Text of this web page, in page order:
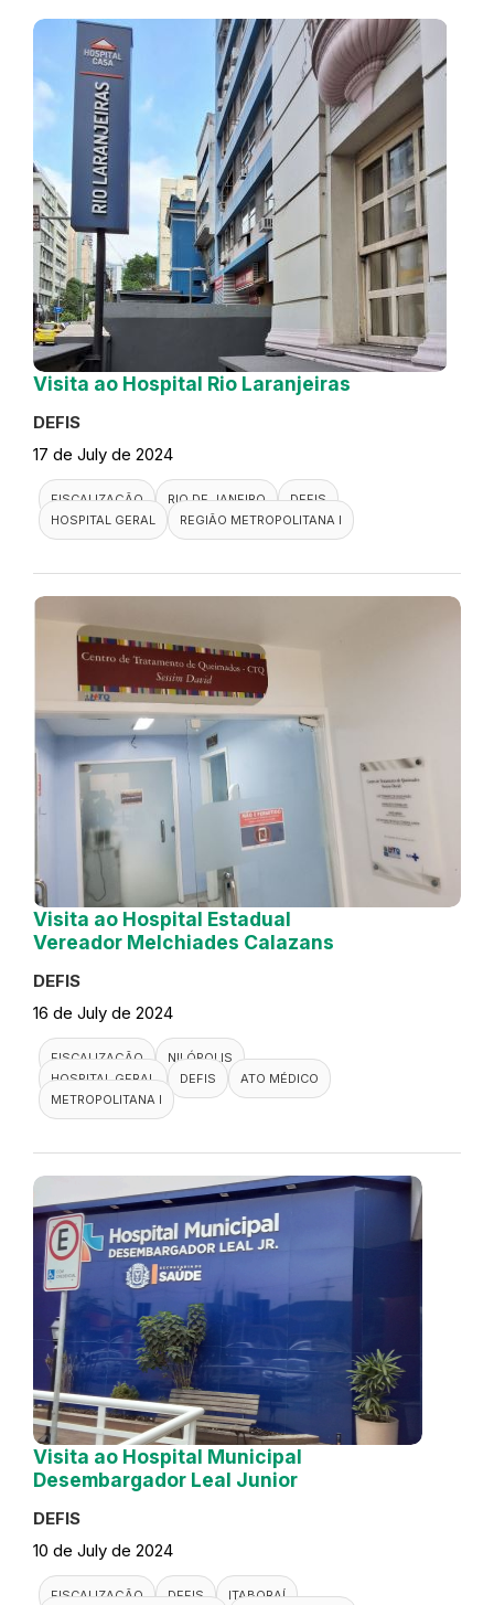
Visita ao Hospital Rio Laranjeiras
DEFIS
17 de July de 2024
FISCALIZAÇÃO RIO DE JANEIRO
DEFIS
HOSPITAL GERAL
REGIÃO METROPOLITANA I
Visita ao Hospital Estadual
Vereador Melchiades Calazans
DEFIS
16 de July de 2024
FISCALIZAÇÃO
NILÓPOLIS
HOSPITAL GERAL
DEFIS
ATO MÉDICO
METROPOLITANA I
Visita ao Hospital Municipal
Desembargador Leal Junior
DEFIS
10 de July de 2024
FISCALIZAÇÃO DEFIS
ITABORAÍ